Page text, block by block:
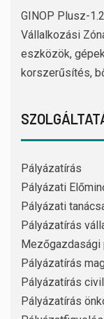
GINOP Plusz-
Vállalkozási
eszközök,
korszerűsítés,
Pályázatírás
Pályázati
Pályázati
Pályázatírás
Mezőgazdasági
Pályázatírás
Pályázatírás
Pályázatírás